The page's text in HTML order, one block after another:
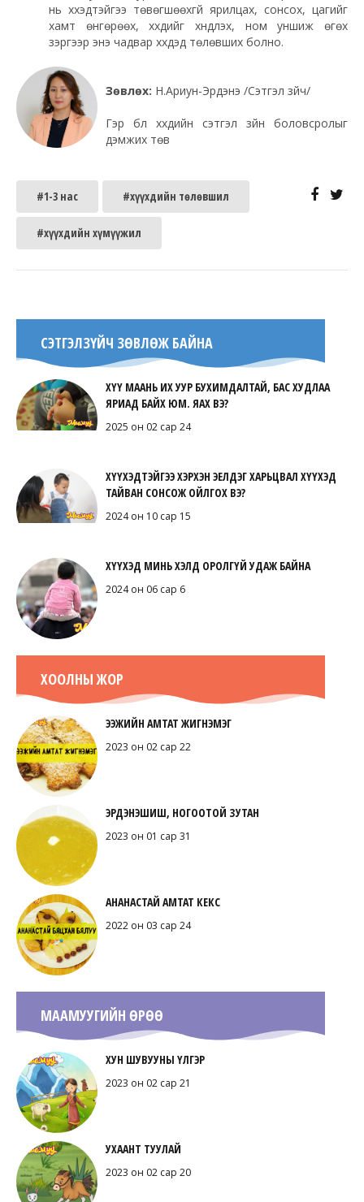
нь хүүхэдтэйгээ төвөгшөөхгүй ярилцах, сонсох, цагийг
хамт өнгөрөөх, хүүхдийг хүндлэх, ном уншиж өгөх
зэргээр энэ чадвар хүүхдэд төлөвших болно.
Зөвлөх: Н.Ариун-Эрдэнэ /Сэтгэл зүйч/
Гэр бүл хүүхдийн сэтгэл зүйн боловсролыг
дэмжих төв
#1-3 нас #хүүхдийн төлөвшил
#хүүхдийн хүмүүжил
СЭТГЭЛЗҮЙЧ ЗӨВЛӨЖ БАЙНА
ХҮҮ МААНЬ ИХ УУР БУХИМДАЛТАЙ, БАС ХУДЛАА
ЯРИАД БАЙХ ЮМ. ЯАХ ВЭ?
2025 он 02 сар 24
ХҮҮХЭДТЭЙГЭЭ ХЭРХЭН ЭЕЛДЭГ ХАРЬЦВАЛ ХҮҮХЭД
ТАЙВАН СОНСОЖ ОЙЛГОХ ВЭ?
2024 он 10 сар 15
ХҮҮХЭД МИНЬ ХЭЛД ОРОЛГҮЙ УДАЖ БАЙНА
2024 он 06 сар 6
ХООЛНЫ ЖОР
ЭЭЖИЙН АМТАТ ЖИГНЭМЭГ
2023 он 02 сар 22
ЭРДЭНЭШИШ, НОГООТОЙ ЗУТАН
2023 он 01 сар 31
АНАНАСТАЙ АМТАТ КЕКС
2022 он 03 сар 24
МААМУУГИЙН ӨРӨӨ
ХУН ШУВУУНЫ ҮЛГЭР
2023 он 02 сар 21
УХААНТ ТУУЛАЙ
2023 он 02 сар 20